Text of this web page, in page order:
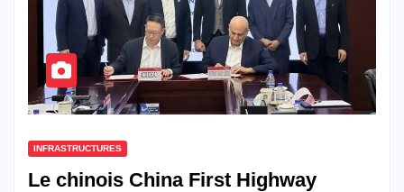
INFRASTRUCTURES
Le chinois China First Highway